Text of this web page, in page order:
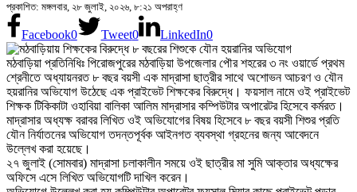
প্রকাশিত: মঙ্গলবার, ২৮ জুলাই, ২০২৬, ৮:২১ অপরাহ্ণ
Facebook0 Tweet0 LinkedIn0
মঠবাড়িয়া প্রতিনিধিঃ পিরোজপুরের মঠবাড়িয়া উপজেলার পৌর শহরের ৩ নং ওয়ার্ডে প্রথম
শ্রেনীতে অধ্যায়নরত ৮ বছর বয়সী এক মাদ্রাসা ছাত্রীর সাথে অশোভন আচরণ ও যৌন
হয়রানির অভিযোগ উঠেছে এক প্রাইভেট শিক্ষকের বিরুদ্ধে। ফয়সাল নামে ওই প্রাইভেট
শিক্ষক টিকিকাটা ওহাবিয়া বালিকা আলিম মাদ্রাসার কম্পিউটার অপারেটর হিসেবে কর্মরত।
মাদ্রাসার অধ্যক্ষ বরাবর লিখিত ওই অভিযোগের বিষয় হিসেবে ৮ বছর বয়সী শিশুর প্রতি
যৌন নির্যাতনের অভিযোগ তদন্তপূর্বক আইনগত ব্যবস্থা গ্রহনের জন্য আবেদনে
উল্লেখ করা হয়েছে।
২৭ জুলাই (সোমবার) মাদ্রাসা চলাকালীন সময়ে ওই ছাত্রীর মা সুমি আক্তার অধ্যক্ষের
অফিসে এসে লিখিত অভিযোগটি দাখিল করেন।